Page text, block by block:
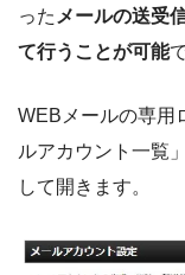
った メールの送受
て行うことが可能
WEBメールの専用
ルアカウント一覧
して開きます。